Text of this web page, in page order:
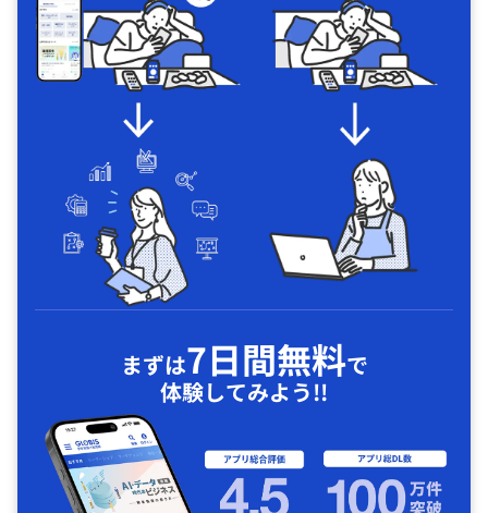
まずは7日間無料で
体験してみよう!!